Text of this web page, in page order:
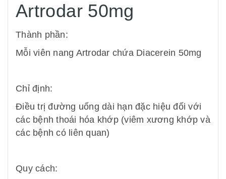
Artrodar 50mg
Thành phần:
Mỗi viên nang Artrodar chứa Diacerein 50mg
Chỉ định:
Điều trị đường uống dài hạn đặc hiệu đối với
các bệnh thoái hóa khớp (viêm xương khớp và
các bệnh có liên quan)
Quy cách: